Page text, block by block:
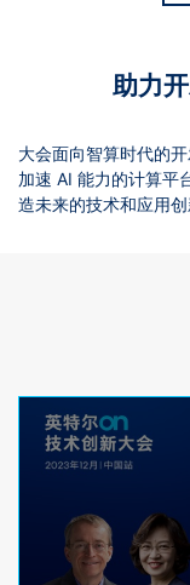
助力
大会面向智算时代的
加速 AI 能力的计算平
造未来的技术和应用创